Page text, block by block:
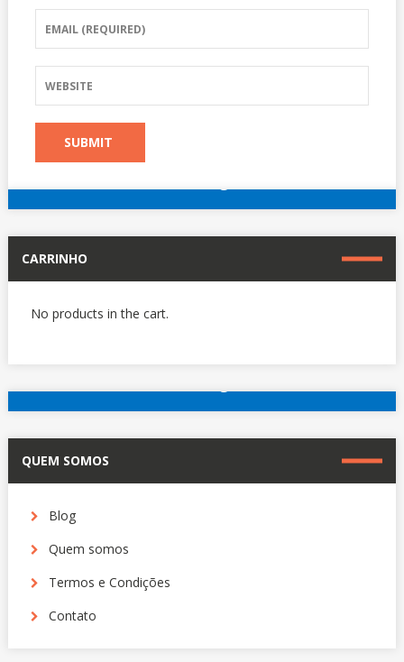
Outros hotéis em Paris
CARRINHO
No products in the cart.
Outros hotéis em Paris
QUEM SOMOS
Blog
Quem somos
Termos e Condições
Contato